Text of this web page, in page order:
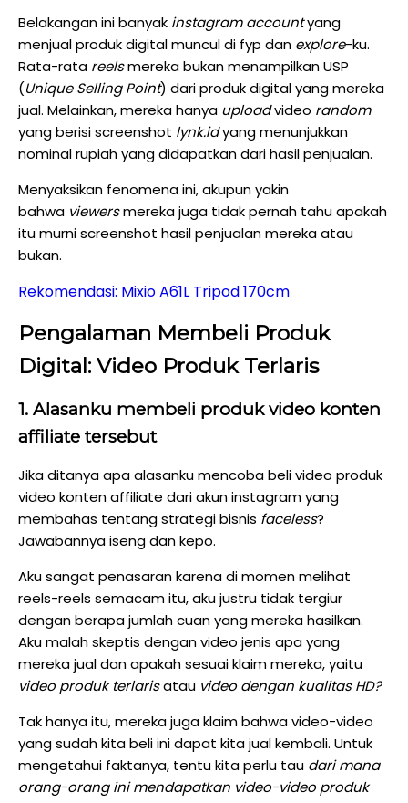
Belakangan ini banyak instagram accountyang
menjual produk digital muncul di fyp dan explore-ku.
Rata-rata reelsmereka bukan menampilkan USP
(Unique Selling Point) dari produk digital yang mereka
jual. Melainkan, mereka hanya uploadvideo random
yang berisi screenshot lynk.idyang menunjukkan
nominal rupiah yang didapatkan dari hasil penjualan.
Menyaksikan fenomena ini, akupun yakin
bahwa viewersmereka juga tidak pernah tahu apakah
itu murni screenshot hasil penjualan mereka atau
bukan.
Rekomendasi: Mixio A61L Tripod 170cm
Pengalaman Membeli Produk
Digital: Video Produk Terlaris
1. Alasanku membeli produk video konten
affiliate tersebut
Jika ditanya apa alasanku mencoba beli video produk
video konten affiliate dari akun instagram yang
membahas tentang strategi bisnis faceless?
Jawabannya iseng dan kepo.
Aku sangat penasaran karena di momen melihat
reels-reels semacam itu, aku justru tidak tergiur
dengan berapa jumlah cuan yang mereka hasilkan.
Aku malah skeptis dengan video jenis apa yang
mereka jual dan apakah sesuai klaim mereka, yaitu
video produk terlarisatau video dengan kualitas HD?
Tak hanya itu, mereka juga klaim bahwa video-video
yang sudah kita beli ini dapat kita jual kembali. Untuk
mengetahui faktanya, tentu kita perlu tau dari mana
orang-orang ini mendapatkan video-video produk